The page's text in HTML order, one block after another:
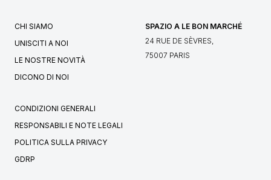
CHI SIAMO
UNISCITI A NOI
LE NOSTRE NOVITÀ
DICONO DI NOI
SPAZIO A LE BON MARCHÉ
24 RUE DE SÈVRES,
75007 PARIS
CONDIZIONI GENERALI
RESPONSABILI E NOTE LEGALI
POLITICA SULLA PRIVACY
GDRP